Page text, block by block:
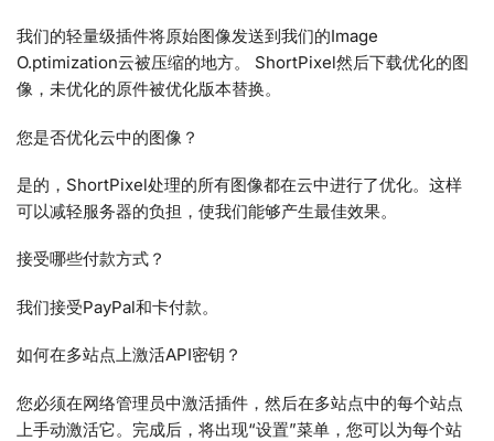
我们的轻量级插件将原始图像发送到我们的Image
O.ptimization云被压缩的地方。 ShortPixel然后下载优化的图
像，未优化的原件被优化版本替换。
您是否优化云中的图像？
是的，ShortPixel处理的所有图像都在云中进行了优化。这样
可以减轻服务器的负担，使我们能够产生最佳效果。
接受哪些付款方式？
我们接受PayPal和卡付款。
如何在多站点上激活API密钥？
您必须在网络管理员中激活插件，然后在多站点中的每个站点
上手动激活它。完成后，将出现“设置”菜单，您可以为每个站